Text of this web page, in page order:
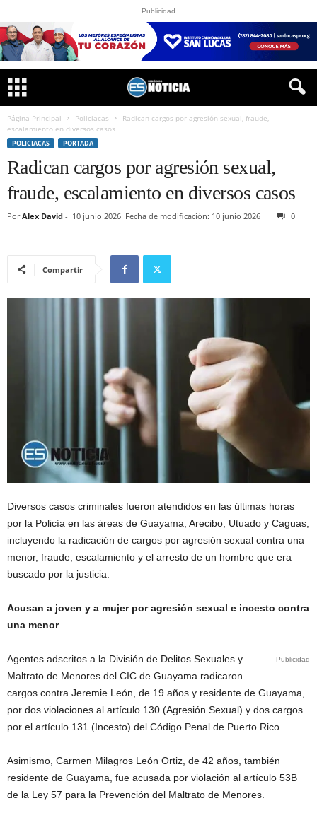
Publicidad
Página Principal Policiacas
Radican cargos por agresión sexual, fraude,
escalamiento en diversos casos
POLICIACAS PORTADA
Radican cargos por agresión sexual,
fraude, escalamiento en diversos casos
Por Alex David - 10 junio 2026 Fecha de modificación: 10 junio 2026 0
Compartir
Diversos casos criminales fueron atendidos en las últimas horas
por la Policía en las áreas de Guayama, Arecibo, Utuado y Caguas,
incluyendo la radicación de cargos por agresión sexual contra una
menor, fraude, escalamiento y el arresto de un hombre que era
buscado por la justicia.
Acusan a joven y a mujer por agresión sexual e incesto contra
una menor
Publicidad
Agentes adscritos a la División de Delitos Sexuales y
Maltrato de Menores del CIC de Guayama radicaron
cargos contra Jeremie León, de 19 años y residente de Guayama,
por dos violaciones al artículo 130 (Agresión Sexual) y dos cargos
por el artículo 131 (Incesto) del Código Penal de Puerto Rico.
Asimismo, Carmen Milagros León Ortiz, de 42 años, también
residente de Guayama, fue acusada por violación al artículo 53B
de la Ley 57 para la Prevención del Maltrato de Menores.